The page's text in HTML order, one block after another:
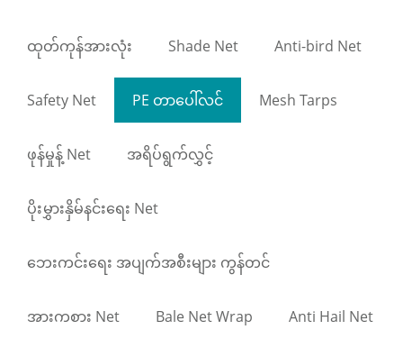
ထုတ်ကုန်အားလုံး Shade Net Anti-bird Net
Safety Net PE တာပေါ်လင် Mesh Tarps
ဖုန်မှုန့် Net အရိပ်ရွက်လွှင့်
ပိုးမွှားနှိမ်နင်းရေး Net
ဘေးကင်းရေး အပျက်အစီးများ ကွန်တင်
အားကစား Net Bale Net Wrap Anti Hail Net